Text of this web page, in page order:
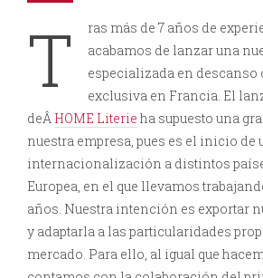
T
ras más de 7 años de
acabamos de lanzar una
especializada en descanso
exclusiva en Francia. El
deÂ HOME Literie ha supuesto una
nuestra empresa, pues es el inicio de
internacionalización a distintos
Europea, en el que llevamos
años. Nuestra intención es exportar
y adaptarla a las particularidades
mercado. Para ello, al igual que